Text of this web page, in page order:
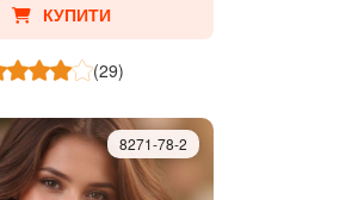
КУПИТИ
(29)
8271-78-2